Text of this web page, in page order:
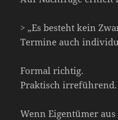
> „Es besteht kein
Termine auch
Formal richtig.
Praktisch irreführend.
Wenn Eigentümer